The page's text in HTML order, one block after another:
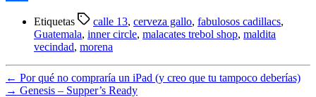
Etiquetas calle 13, cerveza gallo, fabulosos cadillacs,
Guatemala, inner circle, malacates trebol shop, maldita
vecindad, morena
← Por qué no compraría un iPad (y creo que tu tampoco deberías)
→ Genesis – Supper’s Ready